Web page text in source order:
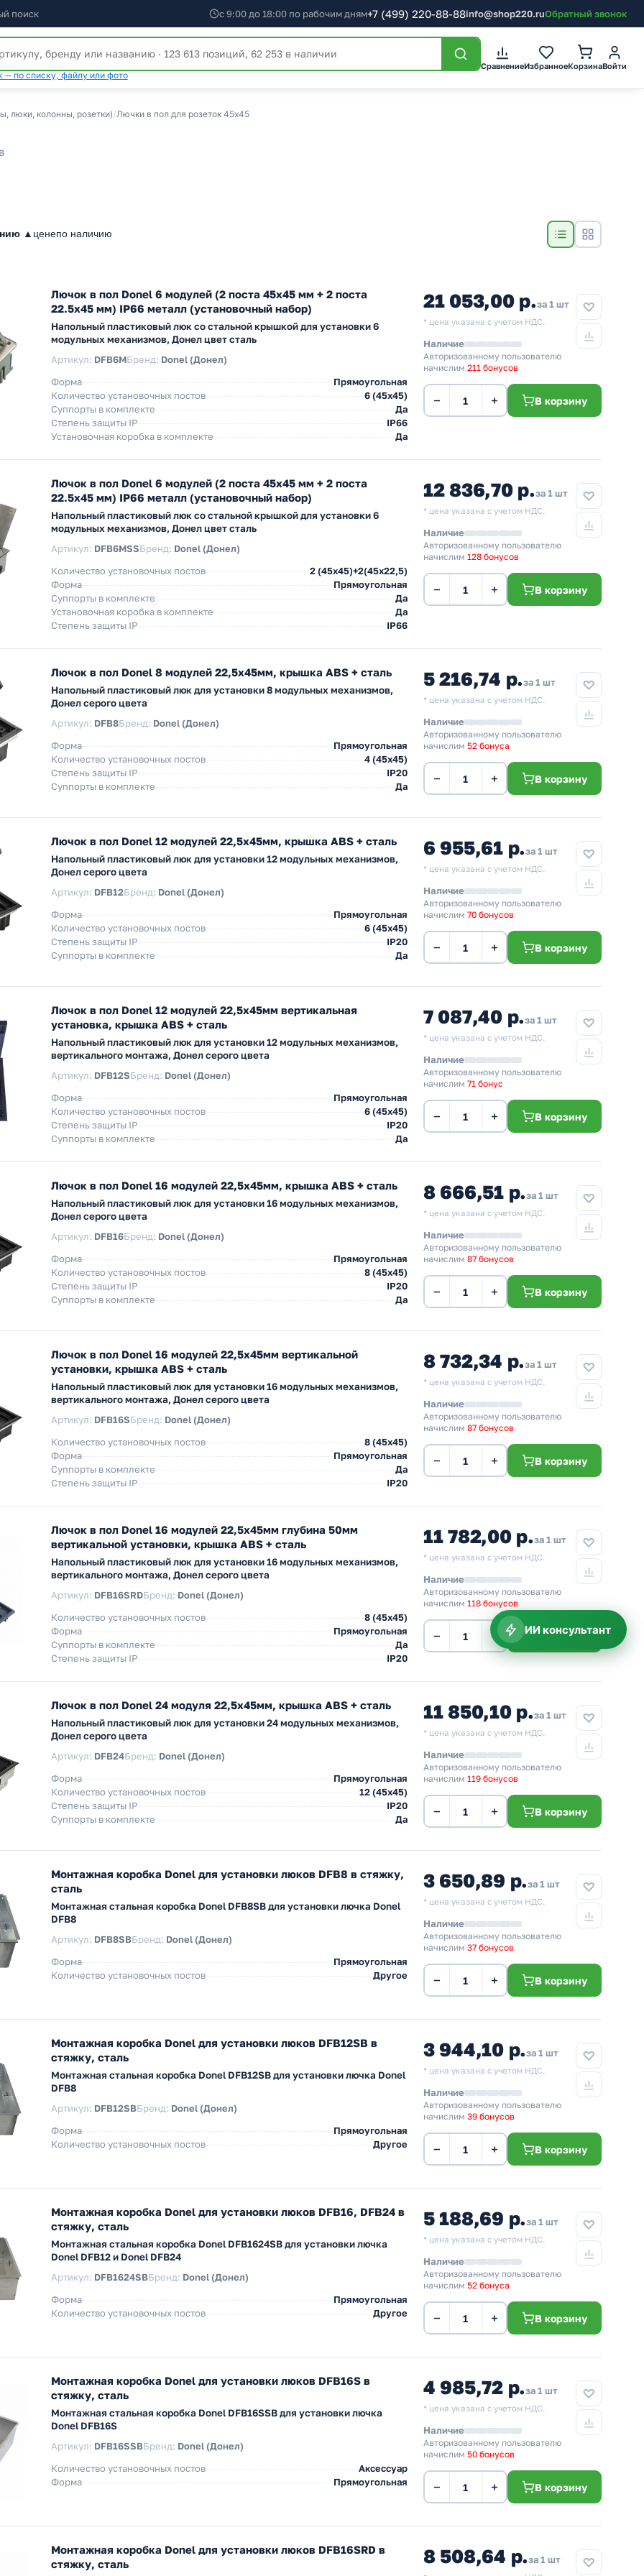
поиск с 9:00 до 18:00 по рабочим дням+7 (499) 220-88-88info@shop220.ruОбратный звонок
— по списку, файлу или фото
СравнениеИзбранноеКорзинаВойти
люки, колонны, розетки)/Лючки в пол для розеток 45х45
▲ ценепо наличию
Лючок в пол Donel 6 модулей (2 поста 45х45 мм + 2 поста
22.5х45 мм) IP66 металл (установочный набор)
Напольный пластиковый люк со стальной крышкой для установки 6
модульных механизмов, Донел цвет сталь
Артикул: DFB6MБренд: Donel (Донел)
Форма
Прямоугольная
Количество установочных постов
6 (45х45)
Суппорты в комплекте
Да
Степень защиты IP
IP66
Установочная коробка в комплекте
Да
21 053,00 р.за 1 шт
* цена указана с учетом НДС.
Наличие
Авторизованному пользователю
начислим 211 бонусов
− + В корзину
Лючок в пол Donel 6 модулей (2 поста 45х45 мм + 2 поста
22.5х45 мм) IP66 металл (установочный набор)
Напольный пластиковый люк со стальной крышкой для установки 6
модульных механизмов, Донел цвет сталь
Артикул: DFB6MSSБренд: Donel (Донел)
Количество установочных постов
2 (45х45)+2(45х22,5)
Форма
Прямоугольная
Суппорты в комплекте
Да
Установочная коробка в комплекте
Да
Степень защиты IP
IP66
12 836,70 р.за 1 шт
* цена указана с учетом НДС.
Наличие
Авторизованному пользователю
начислим 128 бонусов
− + В корзину
Лючок в пол Donel 8 модулей 22,5х45мм, крышка ABS + сталь
Напольный пластиковый люк для установки 8 модульных механизмов,
Донел серого цвета
Артикул: DFB8Бренд: Donel (Донел)
Форма
Прямоугольная
Количество установочных постов
4 (45х45)
Степень защиты IP
IP20
Суппорты в комплекте
Да
5 216,74 р.за 1 шт
* цена указана с учетом НДС.
Наличие
Авторизованному пользователю
начислим 52 бонуса
− + В корзину
Лючок в пол Donel 12 модулей 22,5х45мм, крышка ABS + сталь
Напольный пластиковый люк для установки 12 модульных механизмов,
Донел серого цвета
Артикул: DFB12Бренд: Donel (Донел)
Форма
Прямоугольная
Количество установочных постов
6 (45х45)
Степень защиты IP
IP20
Суппорты в комплекте
Да
6 955,61 р.за 1 шт
* цена указана с учетом НДС.
Наличие
Авторизованному пользователю
начислим 70 бонусов
− + В корзину
Лючок в пол Donel 12 модулей 22,5х45мм вертикальная
установка, крышка ABS + сталь
Напольный пластиковый люк для установки 12 модульных механизмов,
вертикального монтажа, Донел серого цвета
Артикул: DFB12SБренд: Donel (Донел)
Форма
Прямоугольная
Количество установочных постов
6 (45х45)
Степень защиты IP
IP20
Суппорты в комплекте
Да
7 087,40 р.за 1 шт
* цена указана с учетом НДС.
Наличие
Авторизованному пользователю
начислим 71 бонус
− + В корзину
Лючок в пол Donel 16 модулей 22,5х45мм, крышка ABS + сталь
Напольный пластиковый люк для установки 16 модульных механизмов,
Донел серого цвета
Артикул: DFB16Бренд: Donel (Донел)
Форма
Прямоугольная
Количество установочных постов
8 (45х45)
Степень защиты IP
IP20
Суппорты в комплекте
Да
8 666,51 р.за 1 шт
* цена указана с учетом НДС.
Наличие
Авторизованному пользователю
начислим 87 бонусов
− + В корзину
Лючок в пол Donel 16 модулей 22,5х45мм вертикальной
установки, крышка ABS + сталь
Напольный пластиковый люк для установки 16 модульных механизмов,
вертикального монтажа, Донел серого цвета
Артикул: DFB16SБренд: Donel (Донел)
Количество установочных постов
8 (45х45)
Форма
Прямоугольная
Суппорты в комплекте
Да
Степень защиты IP
IP20
8 732,34 р.за 1 шт
* цена указана с учетом НДС.
Наличие
Авторизованному пользователю
начислим 87 бонусов
− + В корзину
Лючок в пол Donel 16 модулей 22,5х45мм глубина 50мм
вертикальной установки, крышка ABS + сталь
Напольный пластиковый люк для установки 16 модульных механизмов,
вертикального монтажа, Донел серого цвета
Артикул: DFB16SRDБренд: Donel (Донел)
Количество установочных постов
8 (45х45)
Форма
Прямоугольная
Суппорты в комплекте
Да
Степень защиты IP
IP20
11 782,00 р.за 1 шт
* цена указана с учетом НДС.
Наличие
Авторизованному пользователю
начислим 118 бонусов
− + В корзину
Лючок в пол Donel 24 модуля 22,5х45мм, крышка ABS + сталь
Напольный пластиковый люк для установки 24 модульных механизмов,
Донел серого цвета
Артикул: DFB24Бренд: Donel (Донел)
Форма
Прямоугольная
Количество установочных постов
12 (45х45)
Степень защиты IP
IP20
Суппорты в комплекте
Да
11 850,10 р.за 1 шт
* цена указана с учетом НДС.
Наличие
Авторизованному пользователю
начислим 119 бонусов
− + В корзину
Монтажная коробка Donel для установки люков DFB8 в стяжку,
сталь
Монтажная стальная коробка Donel DFB8SB для установки лючка Donel
DFB8
Артикул: DFB8SBБренд: Donel (Донел)
Форма
Прямоугольная
Количество установочных постов
Другое
3 650,89 р.за 1 шт
* цена указана с учетом НДС.
Наличие
Авторизованному пользователю
начислим 37 бонусов
− + В корзину
Монтажная коробка Donel для установки люков DFB12SB в
стяжку, сталь
Монтажная стальная коробка Donel DFB12SB для установки лючка Donel
DFB8
Артикул: DFB12SBБренд: Donel (Донел)
Форма
Прямоугольная
Количество установочных постов
Другое
3 944,10 р.за 1 шт
* цена указана с учетом НДС.
Наличие
Авторизованному пользователю
начислим 39 бонусов
− + В корзину
Монтажная коробка Donel для установки люков DFB16, DFB24 в
стяжку, сталь
Монтажная стальная коробка Donel DFB1624SB для установки лючка
Donel DFB12 и Donel DFB24
Артикул: DFB1624SBБренд: Donel (Донел)
Форма
Прямоугольная
Количество установочных постов
Другое
5 188,69 р.за 1 шт
* цена указана с учетом НДС.
Наличие
Авторизованному пользователю
начислим 52 бонуса
− + В корзину
Монтажная коробка Donel для установки люков DFB16S в
стяжку, сталь
Монтажная стальная коробка Donel DFB16SSB для установки лючка
Donel DFB16S
Артикул: DFB16SSBБренд: Donel (Донел)
Количество установочных постов
Аксессуар
Форма
Прямоугольная
4 985,72 р.за 1 шт
* цена указана с учетом НДС.
Наличие
Авторизованному пользователю
начислим 50 бонусов
− + В корзину
Монтажная коробка Donel для установки люков DFB16SRD в
стяжку, сталь
8 508,64 р.за 1 шт
ИИ консультант